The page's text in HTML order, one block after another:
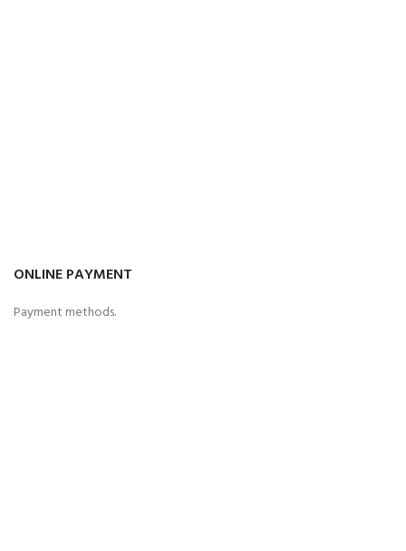
ONLINE PAYMENT
Payment methods.